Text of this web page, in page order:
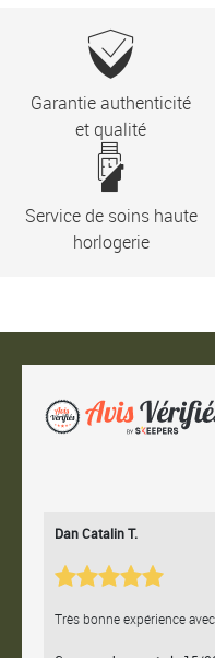
Garantie authenticité
et qualité
Service de soins haute
horlogerie
Dan Catalin T.
Très bonne expérience